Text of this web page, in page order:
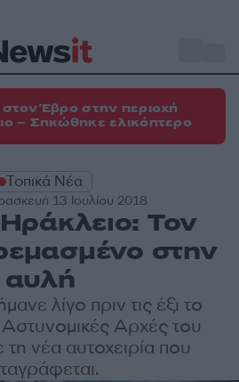
Έβρο στην περιοχή
– Σηκώθηκε ελικόπτερο
Τοπικά Νέα
13 Ιουλίου 2018
Τον
στην
αυλή
λίγο πριν τις έξι το
Αρχές του
νέα αυτοχειρία που